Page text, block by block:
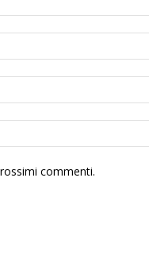
commenti.